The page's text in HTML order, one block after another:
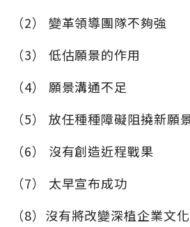
（2） 變革領導團隊不夠強
（3） 低估願景的作用
（4） 願景溝通不足
（5） 放任種種障礙阻撓新願
（6） 沒有創造近程戰果
（7） 太早宣布成功
（8）沒有將改變深植企業文